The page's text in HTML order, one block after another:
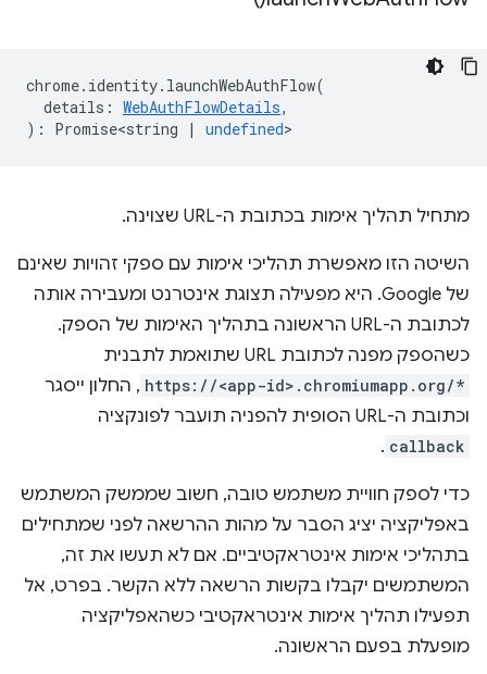
chrome. identity. launchWebAuthFlow(
details : WebAuthFlowDetails,
) : Promise<string | undefined>
מתחיל תהליך אימות בכתובת ה-URL שצוינה.
השיטה הזו מאפשרת תהליכי אימות עם ספקי זהויות שאינם
של Google. היא מפעילה תצוגת אינטרנט ומעבירה אותה
לכתובת ה-URL הראשונה בתהליך האימות של הספק.
כשהספק מפנה לכתובת URL שתואמת לתבנית
https://<app-id>.chromiumapp.org/* , החלון ייסגר
וכתובת ה-URL הסופית להפניה תועבר לפונקציה
callback
.
כדי לספק חוויית משתמש טובה, חשוב שממשק המשתמש
באפליקציה יציג הסבר על מהות ההרשאה לפני שמתחילים
בתהליכי אימות אינטראקטיביים. אם לא תעשו את זה,
המשתמשים יקבלו בקשות הרשאה ללא הקשר. בפרט, אל
תפעילו תהליך אימות אינטראקטיבי כשהאפליקציה
מופעלת בפעם הראשונה.